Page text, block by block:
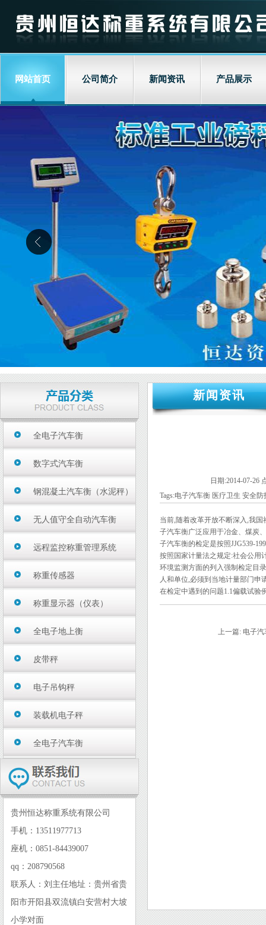
网站首页 公司简介 新闻资讯 产品展示
全电子汽车衡
数字式汽车衡
钢混凝土汽车衡（水泥秤）
无人值守全自动汽车衡
远程监控称重管理系统
称重传感器
称重显示器（仪表）
全电子地上衡
皮带秤
电子吊钩秤
装载机电子秤
全电子汽车衡
贵州恒达称重系统有限公司
手机：13511977713
座机：0851-84439007
qq：208790568
联系人：刘主任地址：贵州省贵
阳市开阳县双流镇白安营村大坡
小学对面
新闻资讯
日期:2014-07-26
Tags:电子汽车衡 医疗卫生 安全防
当前,随着改革开放不断深入,我
子汽车衡广泛应用于冶金、煤炭
子汽车衡的检定是按照JJG539-
按照国家计量法之规定:社会公用
环境监测方面的列入强制检定目
人和单位,必须到当地计量部门申
在检定中遇到的问题1.1偏载试验
上一篇: 电子